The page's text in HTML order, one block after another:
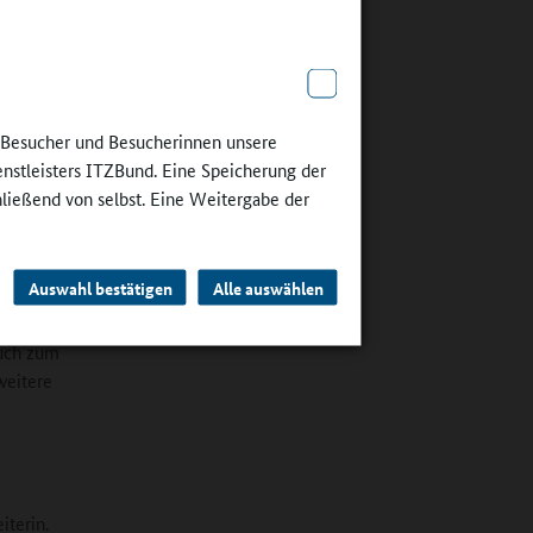
und Besucherinnen unsere
ITZBund. Eine Speicherung der
von selbst. Eine Weitergabe der
Auswahl bestätigen Alle auswählen
zum